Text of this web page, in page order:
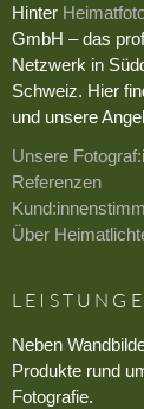
Hinter
GmbH – das
Netzwerk in
Schweiz. Hier
und unsere
Unsere
Referenzen
Über
Neben
Produkte rund
Fotografie.